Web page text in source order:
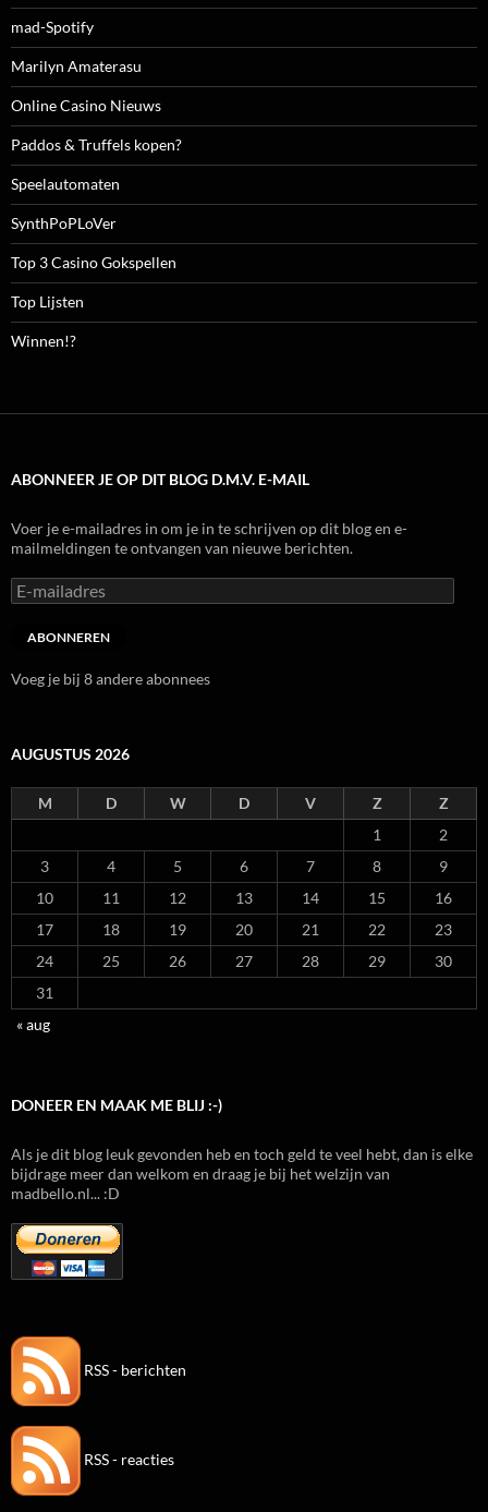
mad-Spotify
Marilyn Amaterasu
Online Casino Nieuws
Paddos & Truffels kopen?
Speelautomaten
SynthPoPLoVer
Top 3 Casino Gokspellen
Top Lijsten
Winnen!?
ABONNEER JE OP DIT BLOG D.M.V. E-MAIL
Voer je e-mailadres in om je in te schrijven op dit blog en e-
mailmeldingen te ontvangen van nieuwe berichten.
E-
mailadres
ABONNEREN
Voeg je bij 8 andere abonnees
AUGUSTUS 2026
M D W D V Z
Z
1
2
3
4 5 6 7 8
9
10
11 12 13 14 15
16
17
18 19 20 21 22
23
24
25 26 27 28 29
30
31
« aug
DONEER EN MAAK ME BLIJ :-)
Als je dit blog leuk gevonden heb en toch geld te veel hebt, dan is elke
bijdrage meer dan welkom en draag je bij het welzijn van
madbello.nl... :D
RSS - berichten
RSS - reacties